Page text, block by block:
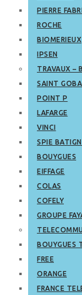
PIERRE
ROCHE
BIOMERIEUX
IPSEN
TRAVAUX –
SAINT
POINT P
LAFARGE
VINCI
SPIE
BOUYGUES
EIFFAGE
COLAS
COFELY
GROUPE
BOUYGUES
FREE
ORANGE
FRANCE